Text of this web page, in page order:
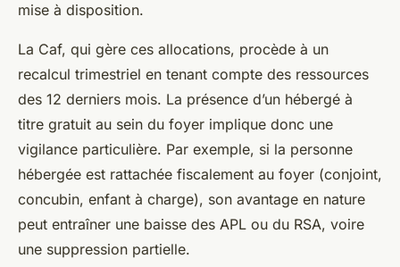
mise à disposition.
La Caf, qui gère ces allocations, procède à un
recalcul trimestriel en tenant compte des ressources
des 12 derniers mois. La présence d’un hébergé à
titre gratuit au sein du foyer implique donc une
vigilance particulière. Par exemple, si la personne
hébergée est rattachée fiscalement au foyer (conjoint,
concubin, enfant à charge), son avantage en nature
peut entraîner une baisse des APL ou du RSA, voire
une suppression partielle.